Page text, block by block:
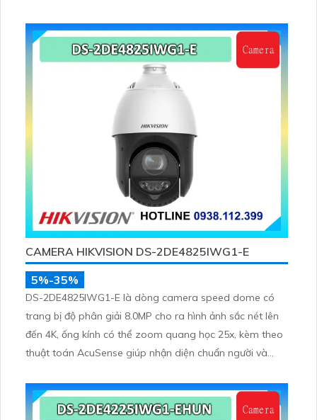
learning
CAMERA HIKVISION DS-2DE4825IWG1-E
5%-35%
DS-2DE4825IWG1-E là dòng camera speed dome có
trang bị độ phân giải 8.0MP cho ra hình ảnh sắc nét lên
đến 4K, ống kính có thể zoom quang học 25x, kèm theo
thuật toán AcuSense giúp nhận diện chuẩn người và
100m